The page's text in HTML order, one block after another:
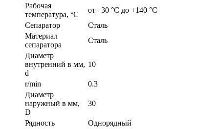
Рабочая
температура, °C
от –30 °C до +140 °C
Сепаратор
Сталь
Материал
сепаратора
Сталь
Диаметр
внутренний в мм,
d
10
r/min
0.3
Диаметр
наружный в мм,
D
30
Рядность Однорядный